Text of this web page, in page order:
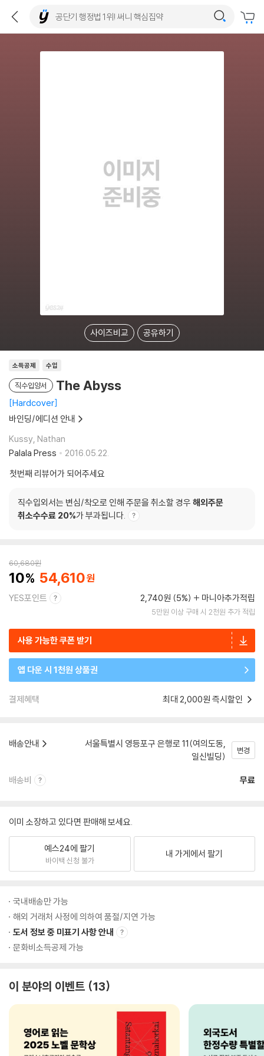
사이즈비교 공유하기
소득공제 수입
직수입양서 The Abyss
Hardcover
바인딩/에디션 안내
Kussy, Nathan
Palala Press
2016.05.22.
첫번째 리뷰어가 되어주세요
직수입외서는 변심/착오로 인해 주문을 취소할 경우 해외주문
취소수수료 20%가 부과됩니다.
60,680원
10 54,610
YES포인트 2,740원 (5%) 마니아추가적립
5만원 이상 구매 시 2천원 추가 적립
사용 가능한 쿠폰 받기
앱 다운 시 1천원 상품권
결제혜택 최대 2,000원 즉시할인
배송안내
서울특별시 영등포구 은행로 11(여의도동,
일신빌딩)
변경
배송비 무료
이미 소장하고 있다면 판매해 보세요.
예스24에 팔기
바이백 신청 불가
내 가게에서 팔기
국내배송만 가능
해외 거래처 사정에 의하여 품절/지연 가능
도서 정보 중 미표기 사항 안내
문화비소득공제 가능
이 분야의 이벤트 13